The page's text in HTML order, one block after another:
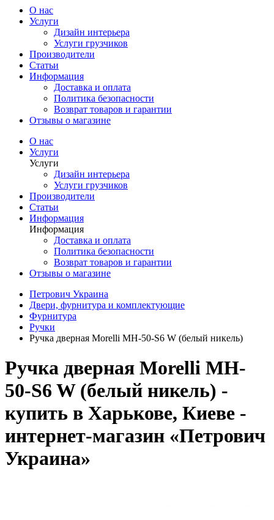
О нас
Услуги
Дизайн интерьера
Услуги грузчиков
Производители
Статьи
Информация
Доставка и оплата
Политика безопасности
Возврат товаров и гарантии
Отзывы о магазине
О нас
Услуги
Услуги
Дизайн интерьера
Услуги грузчиков
Производители
Статьи
Информация
Информация
Доставка и оплата
Политика безопасности
Возврат товаров и гарантии
Отзывы о магазине
Петрович Украина
Двери, фурнитура и комплектующие
Фурнитура
Ручки
Ручка дверная Morelli MH-50-S6 W (белый никель)
Ручка дверная Morelli MH-
50-S6 W (белый никель) -
купить в Харькове, Киеве -
интернет-магазин «Петрович
Украина»